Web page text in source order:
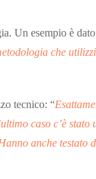
Un esempio è
che
tecnico: “
caso c’è
anche